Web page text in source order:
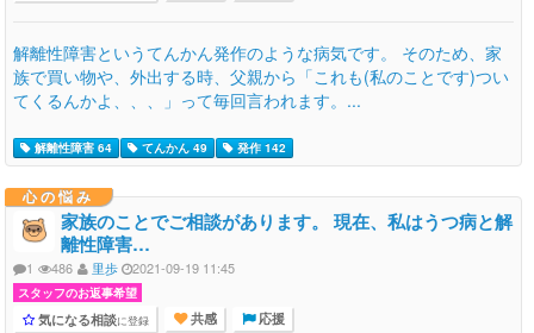
解離性障害というてんかん発作のような病気です。 そのため、家
族で買い物や、外出する時、父親から「これも(私のことです)つい
てくるんかよ、、、」って毎回言われます。...
解離性障害 64 てんかん 49 発作 142
心の悩み
家族のことでご相談があります。 現在、私はうつ病と解
離性障害…
1 486 里歩 2021-09-19 11:45
スタッフのお返事希望
気になる相談に登録 共感 応援